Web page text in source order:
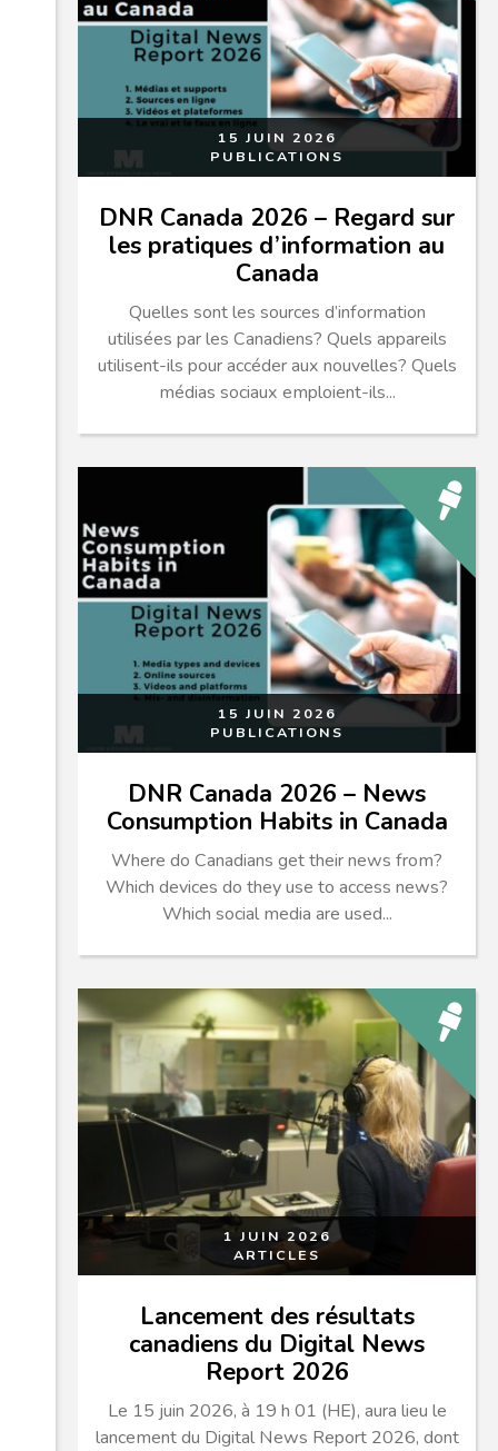
15 JUIN 2026
PUBLICATIONS
DNR Canada 2026 – Regard sur
les pratiques d’information au
Canada
Quelles sont les sources d’information
utilisées par les Canadiens? Quels appareils
utilisent-ils pour accéder aux nouvelles? Quels
médias sociaux emploient-ils...
15 JUIN 2026
PUBLICATIONS
DNR Canada 2026 – News
Consumption Habits in Canada
Where do Canadians get their news from?
Which devices do they use to access news?
Which social media are used...
1 JUIN 2026
ARTICLES
Lancement des résultats
canadiens du Digital News
Report 2026
Le 15 juin 2026, à 19 h 01 (HE), aura lieu le
lancement du Digital News Report 2026, dont